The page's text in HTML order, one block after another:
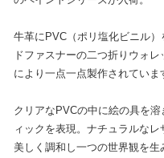
牛革にPVC（ポリ塩化ビニル
ドファスナーの二つ折りウォ
により一点一点製作されていま
クリアなPVCの中に絵の具を
ィックを表現。ナチュラルな
美しく調和し一つの世界観を生